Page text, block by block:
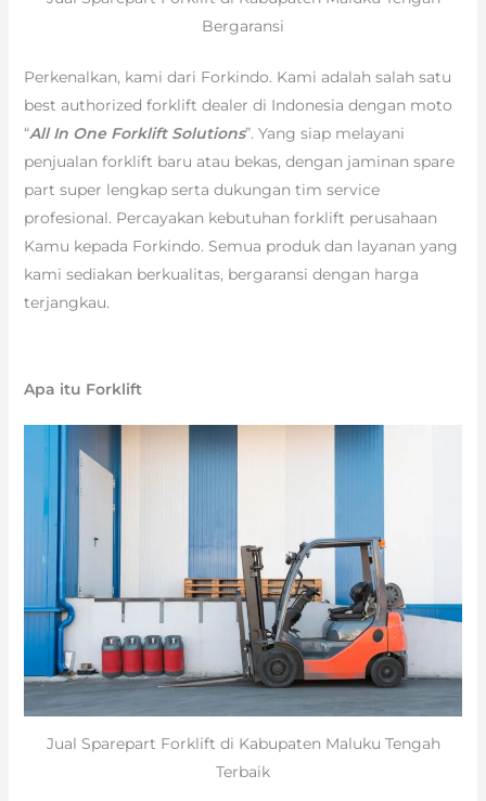
Bergaransi
Perkenalkan, kami dari Forkindo. Kami adalah salah satu
best authorized forklift dealer di Indonesia dengan moto
“All In One Forklift Solutions”. Yang siap melayani
penjualan forklift baru atau bekas, dengan jaminan spare
part super lengkap serta dukungan tim service
profesional. Percayakan kebutuhan forklift perusahaan
Kamu kepada Forkindo. Semua produk dan layanan yang
kami sediakan berkualitas, bergaransi dengan harga
terjangkau.
Apa itu Forklift
Jual Sparepart Forklift di Kabupaten Maluku Tengah
Terbaik